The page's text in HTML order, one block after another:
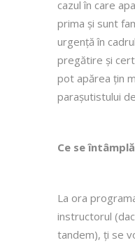
cazul în care
prima și sunt
urgență în
pregătire și
pot apărea țin
parașutistului
Ce se
La ora
instructorul
tandem), ți se